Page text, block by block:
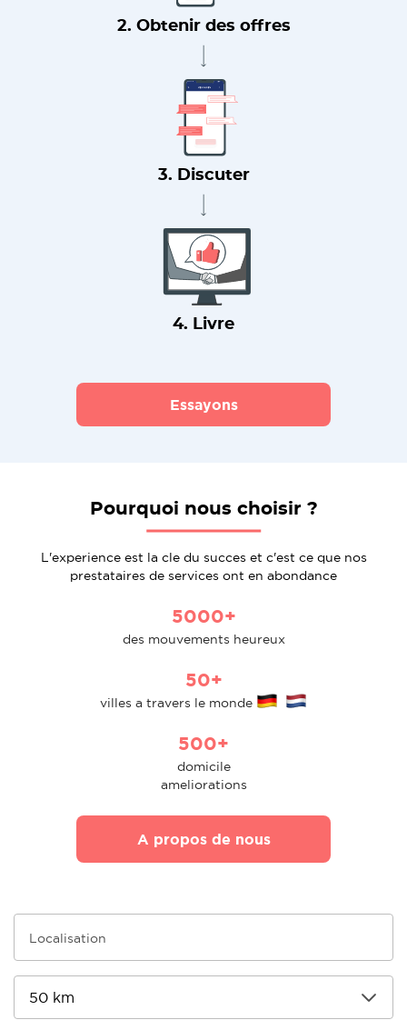
2. Obtenir des offres
3. Discuter
4. Livre
Essayons
Pourquoi nous choisir ?
L'experience est la cle du succes et c'est ce que nos
prestataires de services ont en abondance
5000+
des mouvements heureux
50+
villes a travers le monde
500+
domicile
ameliorations
A propos de nous